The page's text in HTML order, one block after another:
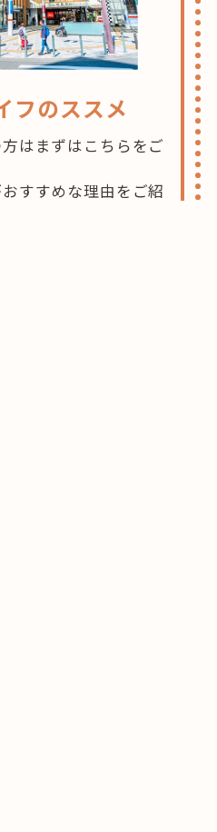
フのススメ
はまずはこちらをご
すすめな理由をご紹